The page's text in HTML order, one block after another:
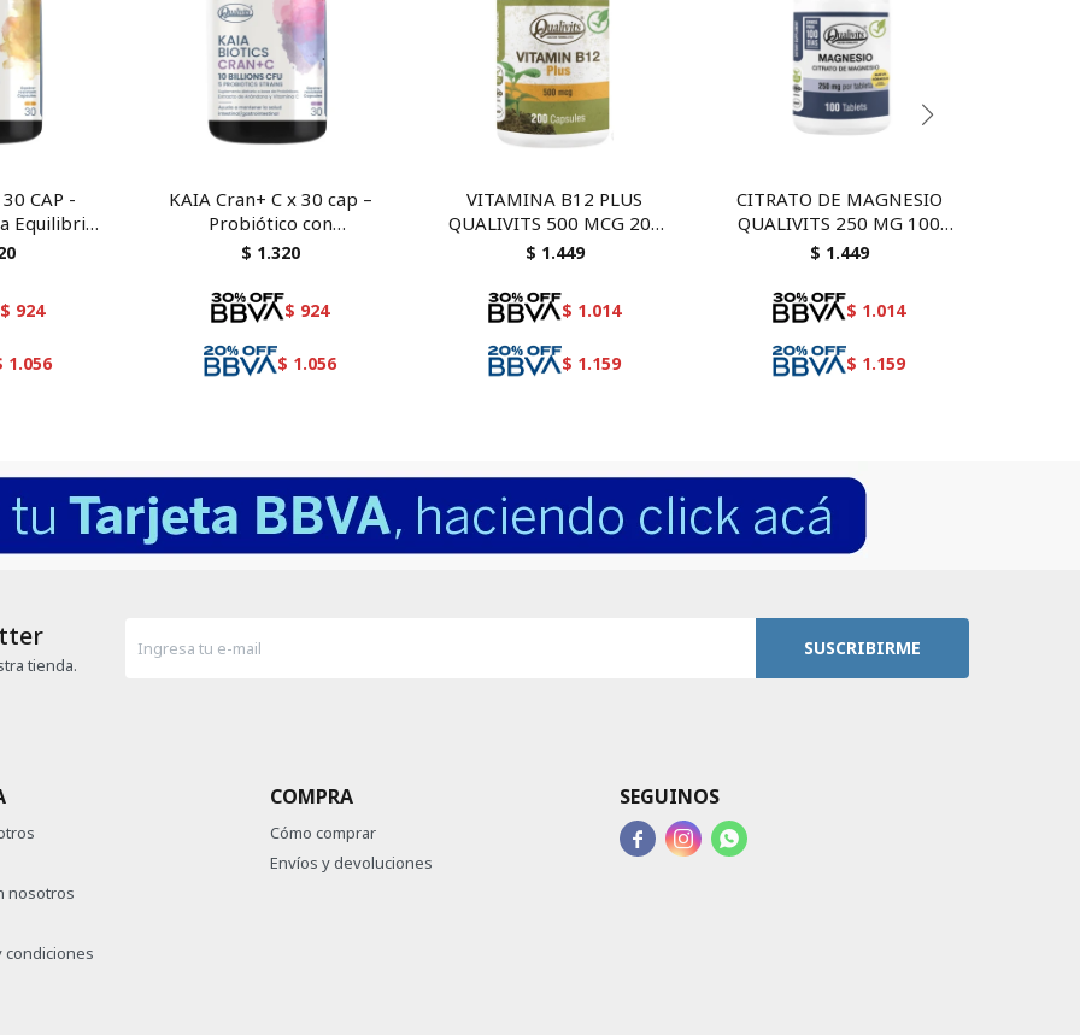
CAP -
Equilibrio
$ 924
1.056
KAIA Cran+ C x 30 cap –
Probiótico con
Lactobacillus, Arándano y
$ 1.320
$ 924
$ 1.056
VITAMINA B12 PLUS
QUALIVITS 500 MCG 200
CAPSULAS - suplemento
$ 1.449
$ 1.014
$ 1.159
CITRATO DE MAGNESIO
QUALIVITS 250 MG 100
TAB
$ 1.449
$ 1.014
$ 1.159
tienda.
SUSCRIBIRME
nosotros
condiciones
COMPRA
Cómo comprar
Envíos y devoluciones
SEGUINOS
  